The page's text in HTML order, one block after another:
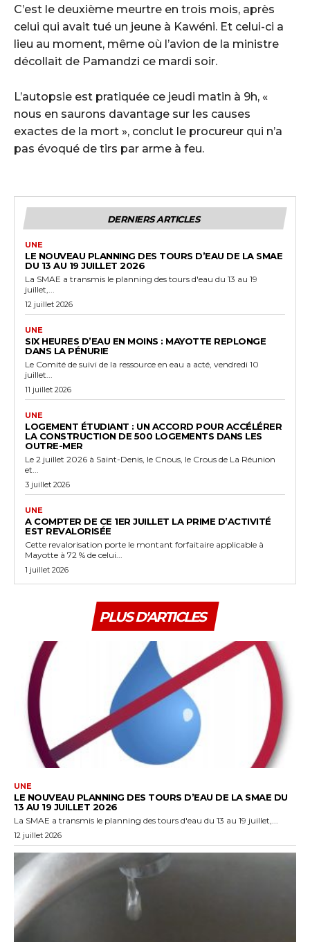
C’est le deuxième meurtre en trois mois, après
celui qui avait tué un jeune à Kawéni. Et celui-ci a
lieu au moment, même où l’avion de la ministre
décollait de Pamandzi ce mardi soir.
L’autopsie est pratiquée ce jeudi matin à 9h, «
nous en saurons davantage sur les causes
exactes de la mort », conclut le procureur qui n’a
pas évoqué de tirs par arme à feu.
DERNIERS ARTICLES
UNE
LE NOUVEAU PLANNING DES TOURS D’EAU DE LA SMAE
DU 13 AU 19 JUILLET 2026
La SMAE a transmis le planning des tours d'eau du 13 au 19
juillet,...
12 juillet 2026
UNE
SIX HEURES D’EAU EN MOINS : MAYOTTE REPLONGE
DANS LA PÉNURIE
Le Comité de suivi de la ressource en eau a acté, vendredi 10
juillet...
11 juillet 2026
UNE
LOGEMENT ÉTUDIANT : UN ACCORD POUR ACCÉLÉRER
LA CONSTRUCTION DE 500 LOGEMENTS DANS LES
OUTRE-MER
Le 2 juillet 2026 à Saint-Denis, le Cnous, le Crous de La Réunion
et...
3 juillet 2026
UNE
A COMPTER DE CE 1ER JUILLET LA PRIME D’ACTIVITÉ
EST REVALORISÉE
Cette revalorisation porte le montant forfaitaire applicable à
Mayotte à 72 % de celui...
1 juillet 2026
PLUS D'ARTICLES
UNE
LE NOUVEAU PLANNING DES TOURS D’EAU DE LA SMAE DU
13 AU 19 JUILLET 2026
La SMAE a transmis le planning des tours d'eau du 13 au 19 juillet,...
12 juillet 2026